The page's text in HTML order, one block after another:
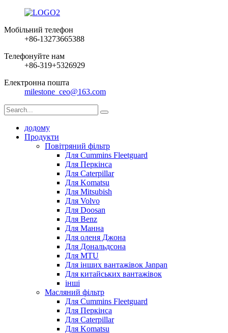
Мобільний телефон
+86-13273665388
Телефонуйте нам
+86-319+5326929
Електронна пошта
milestone_ceo@163.com
додому
Продукти
Повітряний фільтр
Для Cummins Fleetguard
Для Перкінса
Для Caterpillar
Для Komatsu
Для Mitsubish
Для Volvo
Для Doosan
Для Benz
Для Манна
Для оленя Джона
Для Дональдсона
Для MTU
Для інших вантажівок Janpan
Для китайських вантажівок
інші
Масляний фільтр
Для Cummins Fleetguard
Для Перкінса
Для Caterpillar
Для Komatsu